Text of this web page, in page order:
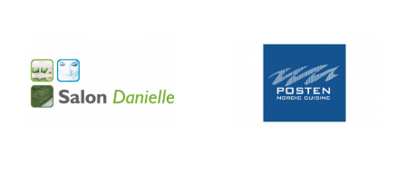
Danielle Posten